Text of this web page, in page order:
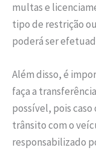
multas e
tipo de restrição
poderá ser
Além disso, é
faça a
possível, pois
trânsito com o
responsabilizado